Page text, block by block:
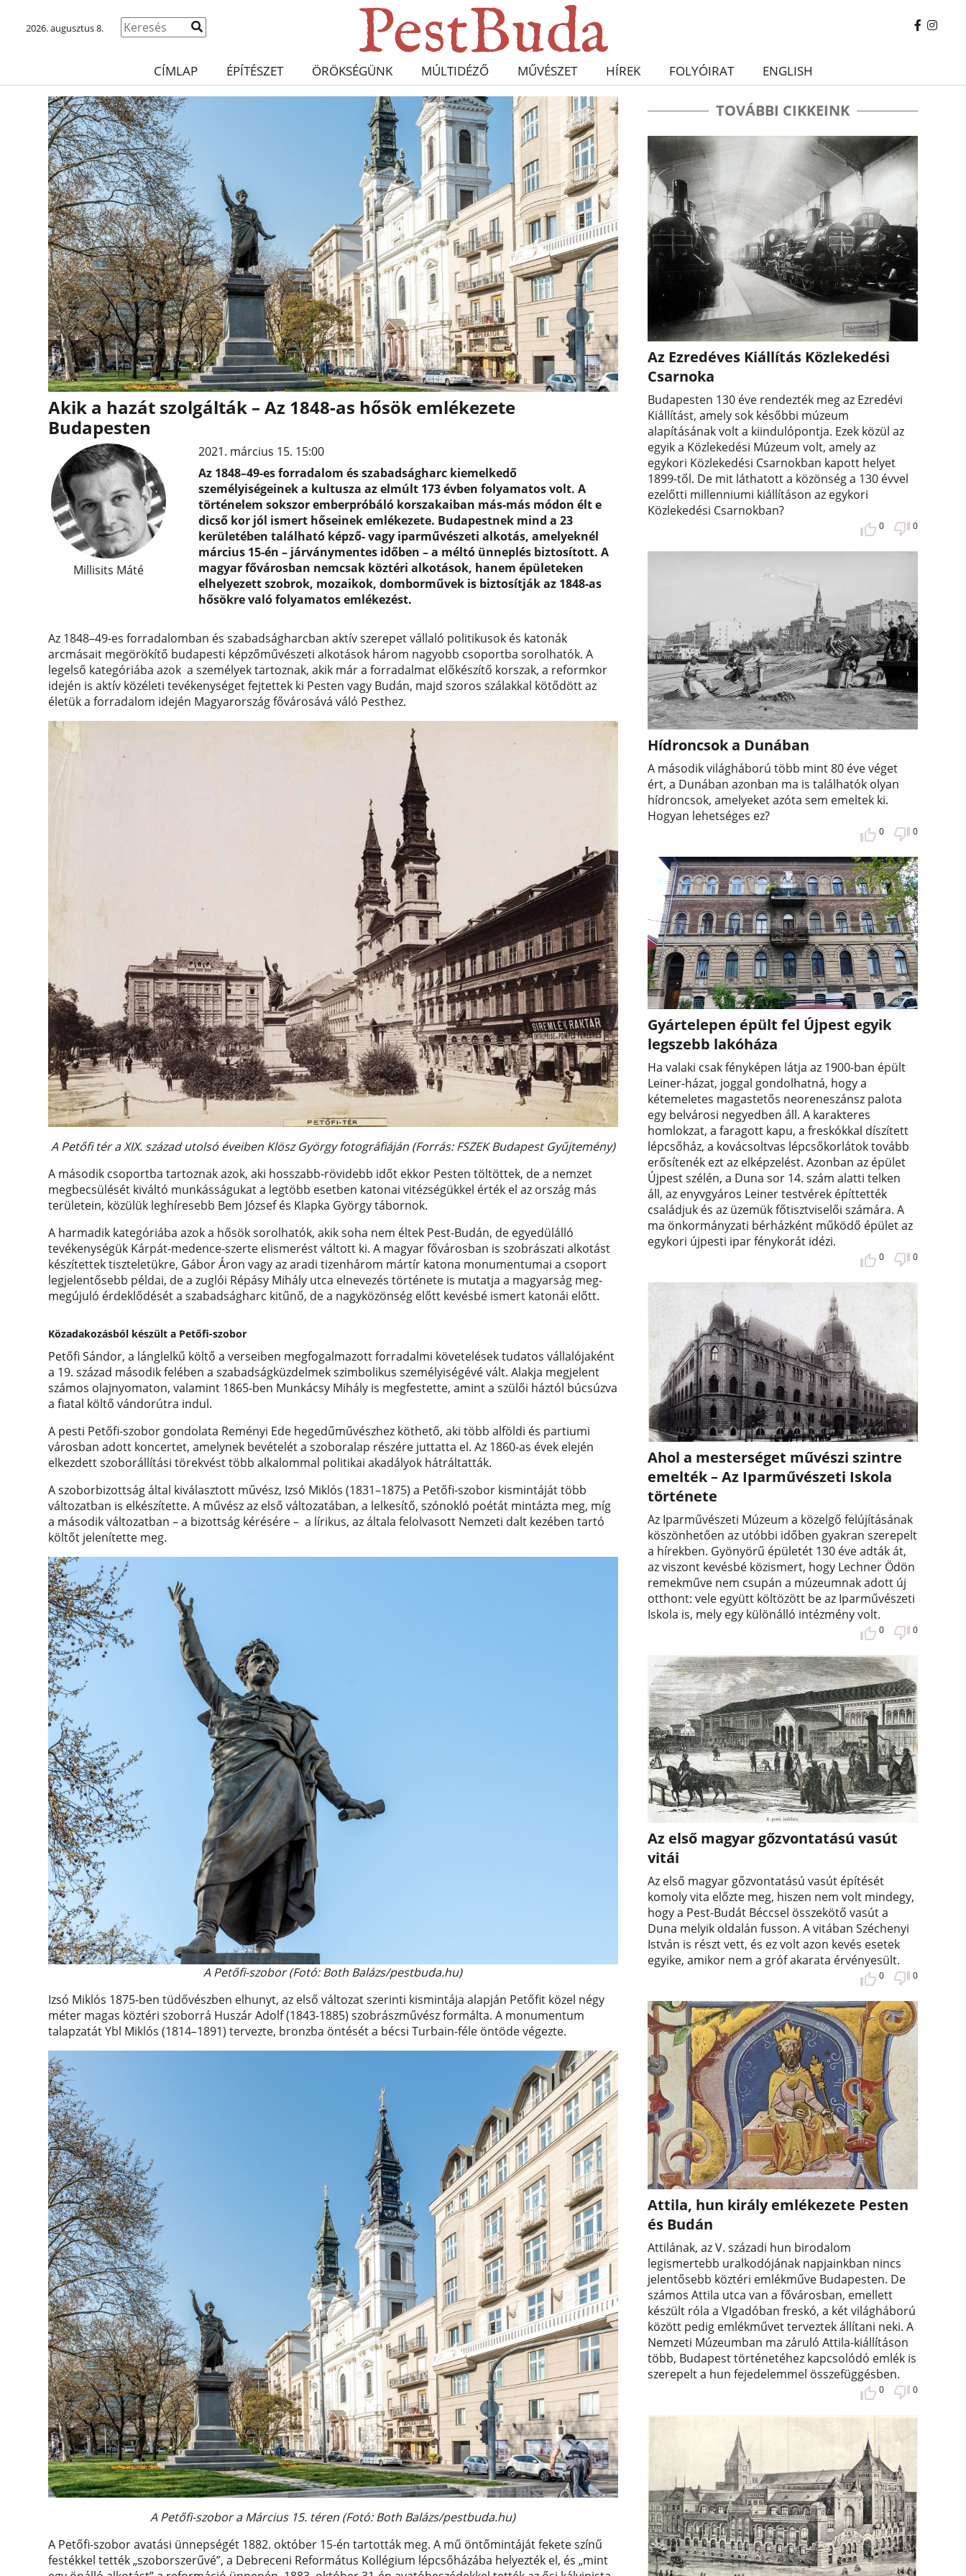
2026. augusztus 8.
CÍMLAP ÉPÍTÉSZET ÖRÖKSÉGÜNK MÚLTIDÉZŐ MŰVÉSZET HÍREK FOLYÓIRAT ENGLISH
Akik a hazát szolgálták – Az 1848-as hősök emlékezete
Budapesten
Millisits Máté
2021. március 15. 15:00
Az 1848–49-es forradalom és szabadságharc kiemelkedő
személyiségeinek a kultusza az elmúlt 173 évben folyamatos volt. A
történelem sokszor emberpróbáló korszakaiban más-más módon élt e
dicső kor jól ismert hőseinek emlékezete. Budapestnek mind a 23
kerületében található képző- vagy iparművészeti alkotás, amelyeknél
március 15-én – járványmentes időben – a méltó ünneplés biztosított. A
magyar fővárosban nemcsak köztéri alkotások, hanem épületeken
elhelyezett szobrok, mozaikok, domborművek is biztosítják az 1848-as
hősökre való folyamatos emlékezést.
Az 1848–49-es forradalomban és szabadságharcban aktív szerepet vállaló politikusok és katonák
arcmásait megörökítő budapesti képzőművészeti alkotások három nagyobb csoportba sorolhatók. A
legelső kategóriába azok a személyek tartoznak, akik már a forradalmat előkészítő korszak, a reformkor
idején is aktív közéleti tevékenységet fejtettek ki Pesten vagy Budán, majd szoros szálakkal kötődött az
életük a forradalom idején Magyarország fővárosává váló Pesthez.
A Petőfi tér a XIX. század utolsó éveiben Klösz György fotográfiáján (Forrás: FSZEK Budapest Gyűjtemény)
A második csoportba tartoznak azok, aki hosszabb-rövidebb időt ekkor Pesten töltöttek, de a nemzet
megbecsülését kiváltó munkásságukat a legtöbb esetben katonai vitézségükkel érték el az ország más
területein, közülük leghíresebb Bem József és Klapka György tábornok.
A harmadik kategóriába azok a hősök sorolhatók, akik soha nem éltek Pest-Budán, de egyedülálló
tevékenységük Kárpát-medence-szerte elismerést váltott ki. A magyar fővárosban is szobrászati alkotást
készítettek tiszteletükre, Gábor Áron vagy az aradi tizenhárom mártír katona monumentumai a csoport
legjelentősebb példai, de a zuglói Répásy Mihály utca elnevezés története is mutatja a magyarság meg-
megújuló érdeklődését a szabadságharc kitűnő, de a nagyközönség előtt kevésbé ismert katonái előtt.
Közadakozásból készült a Petőfi-szobor
Petőfi Sándor, a lánglelkű költő a verseiben megfogalmazott forradalmi követelések tudatos vállalójaként
a 19. század második felében a szabadságküzdelmek szimbolikus személyiségévé vált. Alakja megjelent
számos olajnyomaton, valamint 1865-ben Munkácsy Mihály is megfestette, amint a szülői háztól búcsúzva
a fiatal költő vándorútra indul.
A pesti Petőfi-szobor gondolata Reményi Ede hegedűművészhez köthető, aki több alföldi és partiumi
városban adott koncertet, amelynek bevételét a szoboralap részére juttatta el. Az 1860-as évek elején
elkezdett szoborállítási törekvést több alkalommal politikai akadályok hátráltatták.
A szoborbizottság által kiválasztott művész, Izsó Miklós (1831–1875) a Petőfi-szobor kismintáját több
változatban is elkészítette. A művész az első változatában, a lelkesítő, szónokló poétát mintázta meg, míg
a második változatban – a bizottság kérésére – a lírikus, az általa felolvasott Nemzeti dalt kezében tartó
költőt jelenítette meg.
A Petőfi-szobor (Fotó: Both Balázs/pestbuda.hu)
Izsó Miklós 1875-ben tüdővészben elhunyt, az első változat szerinti kismintája alapján Petőfit közel négy
méter magas köztéri szoborrá Huszár Adolf (1843-1885) szobrászművész formálta. A monumentum
talapzatát Ybl Miklós (1814–1891) tervezte, bronzba öntését a bécsi Turbain-féle öntöde végezte.
A Petőfi-szobor a Március 15. téren (Fotó: Both Balázs/pestbuda.hu)
A Petőfi-szobor avatási ünnepségét 1882. október 15-én tartották meg. A mű öntőmintáját fekete színű
festékkel tették „szoborszerűvé”, a Debreceni Református Kollégium lépcsőházába helyezték el, és „mint
TOVÁBBI CIKKEINK
Az Ezredéves Kiállítás Közlekedési
Csarnoka
Budapesten 130 éve rendezték meg az Ezredévi
Kiállítást, amely sok későbbi múzeum
alapításának volt a kiindulópontja. Ezek közül az
egyik a Közlekedési Múzeum volt, amely az
egykori Közlekedési Csarnokban kapott helyet
1899-től. De mit láthatott a közönség a 130 évvel
ezelőtti millenniumi kiállításon az egykori
Közlekedési Csarnokban?
0 0
Hídroncsok a Dunában
A második világháború több mint 80 éve véget
ért, a Dunában azonban ma is találhatók olyan
hídroncsok, amelyeket azóta sem emeltek ki.
Hogyan lehetséges ez?
0 0
Gyártelepen épült fel Újpest egyik
legszebb lakóháza
Ha valaki csak fényképen látja az 1900-ban épült
Leiner-házat, joggal gondolhatná, hogy a
kétemeletes magastetős neoreneszánsz palota
egy belvárosi negyedben áll. A karakteres
homlokzat, a faragott kapu, a freskókkal díszített
lépcsőház, a kovácsoltvas lépcsőkorlátok tovább
erősítenék ezt az elképzelést. Azonban az épület
Újpest szélén, a Duna sor 14. szám alatti telken
áll, az enyvgyáros Leiner testvérek építtették
családjuk és az üzemük főtisztviselői számára. A
ma önkormányzati bérházként működő épület az
egykori újpesti ipar fénykorát idézi.
0 0
Ahol a mesterséget művészi szintre
emelték – Az Iparművészeti Iskola
története
Az Iparművészeti Múzeum a közelgő felújításának
köszönhetően az utóbbi időben gyakran szerepelt
a hírekben. Gyönyörű épületét 130 éve adták át,
az viszont kevésbé közismert, hogy Lechner Ödön
remekműve nem csupán a múzeumnak adott új
otthont: vele együtt költözött be az Iparművészeti
Iskola is, mely egy különálló intézmény volt.
0 0
Az első magyar gőzvontatású vasút
vitái
Az első magyar gőzvontatású vasút építését
komoly vita előzte meg, hiszen nem volt mindegy,
hogy a Pest-Budát Béccsel összekötő vasút a
Duna melyik oldalán fusson. A vitában Széchenyi
István is részt vett, és ez volt azon kevés esetek
egyike, amikor nem a gróf akarata érvényesült.
0 0
Attila, hun király emlékezete Pesten
és Budán
Attilának, az V. századi hun birodalom
legismertebb uralkodójának napjainkban nincs
jelentősebb köztéri emlékműve Budapesten. De
számos Attila utca van a fővárosban, emellett
készült róla a VIgadóban freskó, a két világháború
között pedig emlékművet terveztek állítani neki. A
Nemzeti Múzeumban ma záruló Attila-kiállításon
több, Budapest történetéhez kapcsolódó emlék is
szerepelt a hun fejedelemmel összefüggésben.
0 0